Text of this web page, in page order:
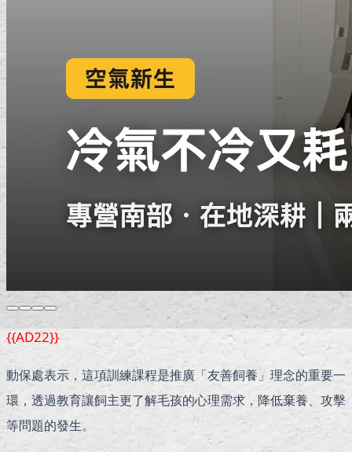
{{AD22}}
動保處表示，這項訓練課程是推廣「友善飼養」理念的重要一
環，透過教育讓飼主更了解毛孩的心理需求，降低棄養、攻擊
等問題的發生。